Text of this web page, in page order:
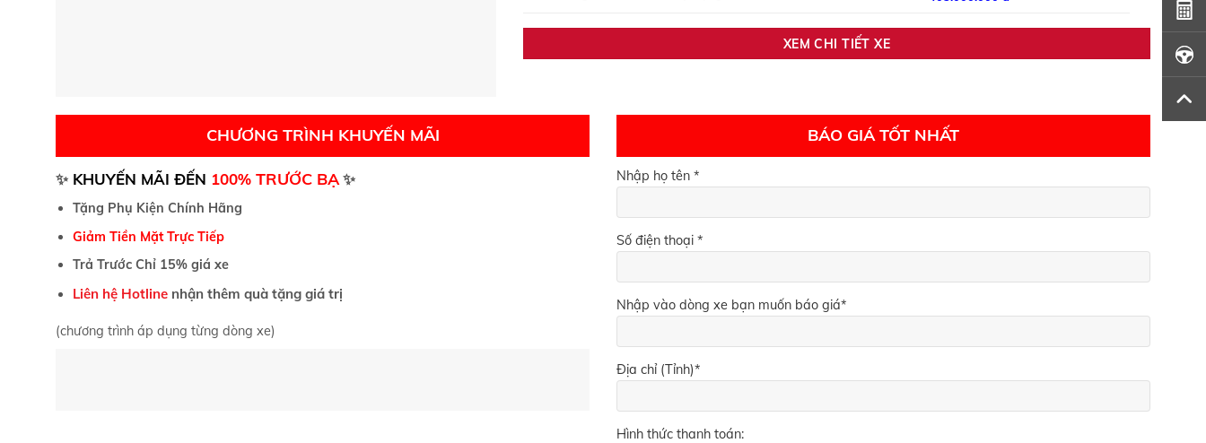
XEM CHI TIẾT XE
CHƯƠNG TRÌNH KHUYẾN MÃI
✨ KHUYẾN MÃI ĐẾN 100% TRƯỚC BẠ✨
Tặng Phụ Kiện Chính Hãng
Giảm Tiền Mặt Trực Tiếp
Trả Trước Chỉ 15% giá xe
Liên hệ Hotlinenhận thêm quà tặng giá trị
(chương trình áp dụng từng dòng xe)
BÁO GIÁ TỐT NHẤT
Nhập họ tên *
Số điện thoại *
Nhập vào dòng xe bạn muốn báo giá*
Địa chỉ (Tỉnh)*
Hình thức thanh toán: